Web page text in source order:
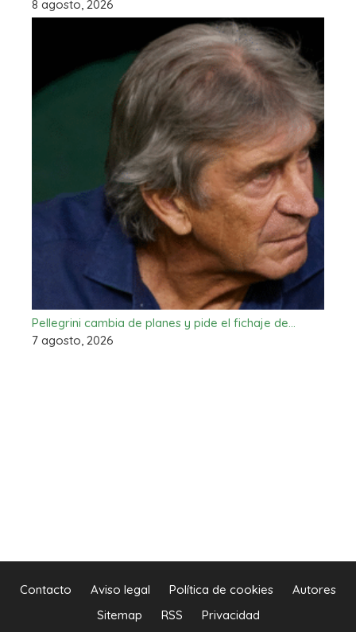
8 agosto, 2026
Pellegrini cambia de planes y pide el fichaje de…
7 agosto, 2026
Contacto Aviso legal Política de cookies
Autores
Sitemap
RSS Privacidad